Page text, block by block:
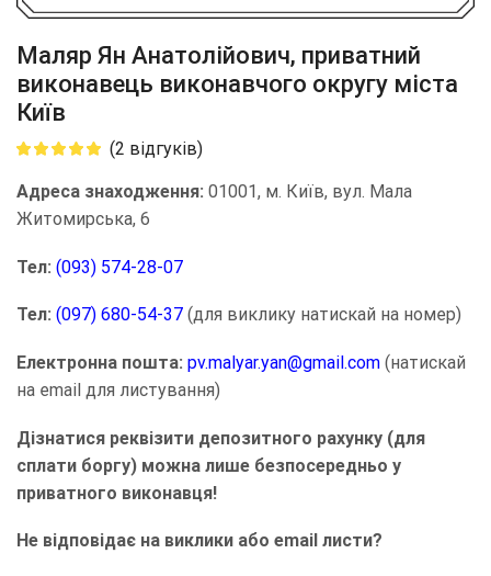
Маляр Ян Анатолійович, приватний
виконавець виконавчого округу міста
Київ
(2 відгуків)
Адреса знаходження: 01001, м. Київ, вул. Мала
Житомирська, 6
Тел: (093) 574-28-07
Тел: (097) 680-54-37 (для виклику натискай на номер)
Електронна пошта: pv.malyar.yan@gmail.com (натискай
на email для листування)
Дізнатися реквізити депозитного рахунку (для
сплати боргу) можна лише безпосередньо у
приватного виконавця!
Не відповідає на виклики або email листи?